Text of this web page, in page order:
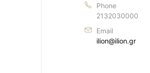
Phone
2132030000
Email
ilion@ilion.gr